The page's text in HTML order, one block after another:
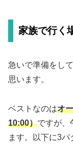
家族で行く
急いで準備をし
思います。
ベストなのはオ
10:00）ですが、
ます。以下に3パ